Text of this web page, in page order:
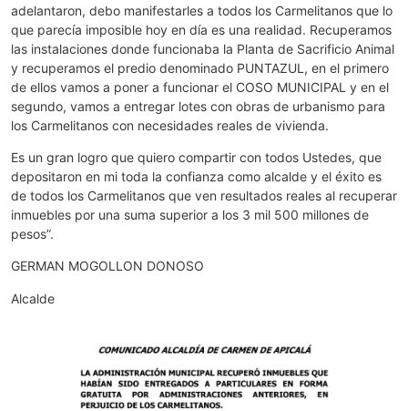
adelantaron, debo manifestarles a todos los Carmelitanos que lo
que parecía imposible hoy en día es una realidad. Recuperamos
las instalaciones donde funcionaba la Planta de Sacrificio Animal
y recuperamos el predio denominado PUNTAZUL, en el primero
de ellos vamos a poner a funcionar el COSO MUNICIPAL y en el
segundo, vamos a entregar lotes con obras de urbanismo para
los Carmelitanos con necesidades reales de vivienda.
Es un gran logro que quiero compartir con todos Ustedes, que
depositaron en mi toda la confianza como alcalde y el éxito es
de todos los Carmelitanos que ven resultados reales al recuperar
inmuebles por una suma superior a los 3 mil 500 millones de
pesos”.
GERMAN MOGOLLON DONOSO
Alcalde